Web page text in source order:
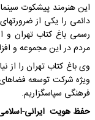
این هنرمند پیشکوت
دائمی را یکی از
رسمی باغ کتاب تهران
مردم در این مجموعه و
وی باغ کتاب تهران را از
ویژه شرکت توسعه
فرهنگی سپاسگزاریم.
حفظ هویت ایرانی-